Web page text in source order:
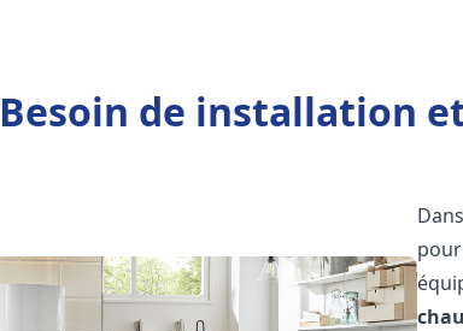
Besoin de installation